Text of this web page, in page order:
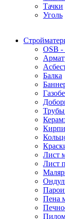
Тачки
Уголь
OSB -
Балка
Лист
Лист
Пена